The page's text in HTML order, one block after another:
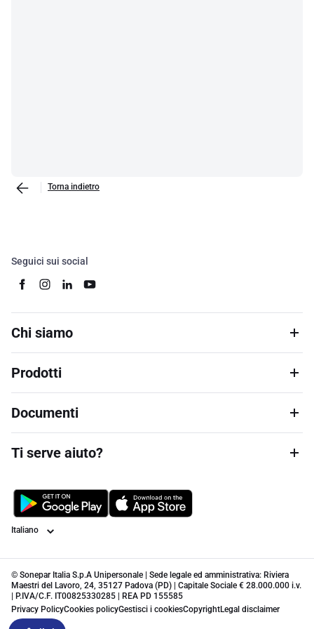
Torna indietro
Seguici sui social
Chi siamo
Prodotti
Documenti
Ti serve aiuto?
Lingua
© Sonepar Italia S.p.A Unipersonale | Sede legale ed amministrativa: Riviera
Maestri del Lavoro, 24, 35127 Padova (PD) | Capitale Sociale € 28.000.000 i.v.
| P.IVA/C.F. IT00825330285 | REA PD 155585
Privacy PolicyCookies policyGestisci i cookiesCopyrightLegal disclaimer